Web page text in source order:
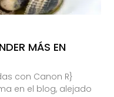
MÁS EN
con Canon R}
en el blog, alejado